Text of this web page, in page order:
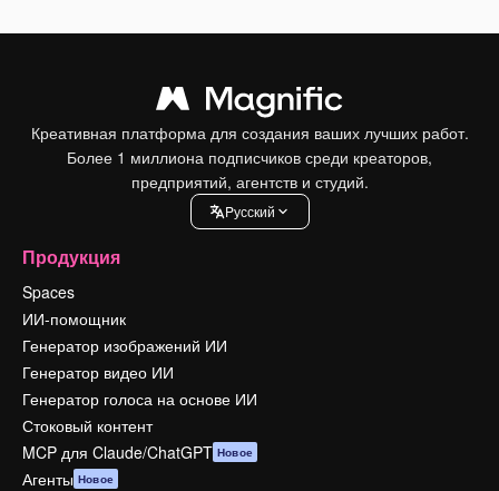
Креативная платформа для создания ваших лучших работ.
Более 1 миллиона подписчиков среди креаторов,
предприятий, агентств и студий.
Pусский
Продукция
Spaces
ИИ-помощник
Генератор изображений ИИ
Генератор видео ИИ
Генератор голоса на основе ИИ
Стоковый контент
MCP для Claude/ChatGPT Новое
Агенты Новое